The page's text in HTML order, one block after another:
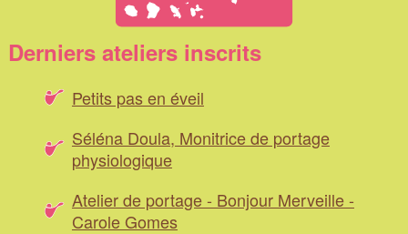
Derniers ateliers inscrits
Petits pas en éveil
Séléna Doula, Monitrice de portage
physiologique
Atelier de portage - Bonjour Merveille -
Carole Gomes